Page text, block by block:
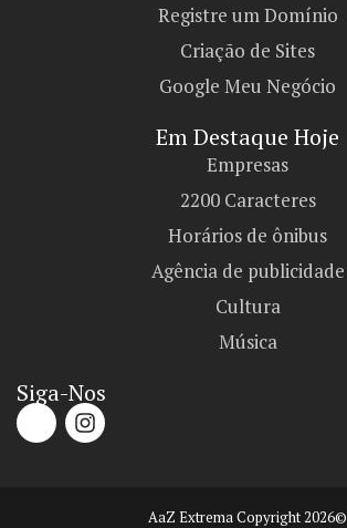
Registre um Domínio
Criação de Sites
Google Meu Negócio
Em Destaque Hoje
Empresas
2200 Caracteres
Horários de ônibus
Agência de publicidade
Cultura
Música
Siga-Nos
AaZ Extrema Copyright 2026©